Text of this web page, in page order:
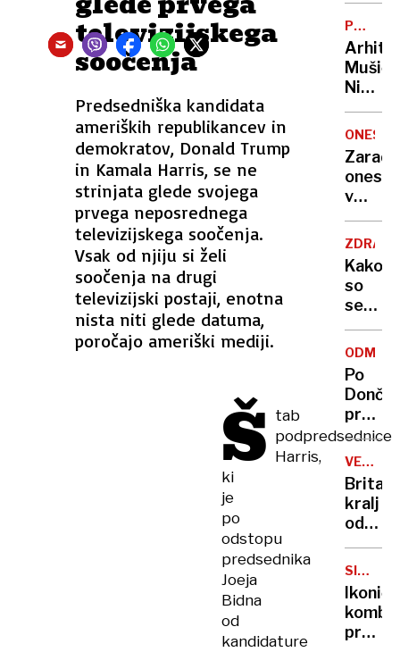
televizijskega
soočenja
Predsedniška kandidata
ameriških republikancev in
demokratov, Donald Trump
in Kamala Harris, se ne
strinjata glede svojega
prvega neposrednega
televizijskega soočenja.
Vsak od njiju si želi
soočenja na drugi
televizijski postaji, enotna
nista niti glede datuma,
poročajo ameriški mediji.
Š tab
podpredsednice
Harris,
ki
je
po
odstopu
predsednika
Joeja
Bidna
od
kandidature
na
nov
rekord
CENTER
Mušič:
Nikoli
nisem
da je
to v
moji
sploh
Zaradi
v
delu
voda
Kako
so
se
cilji
vlade
Po
Karma
je
psica,
Nico
pa
njen
sin
VELIKA
kralj
zaradi
raka
SIMBOL
kombi